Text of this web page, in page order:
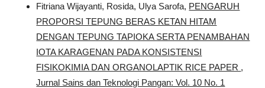
Fitriana Wijayanti, Rosida, Ulya Sarofa, PENGARUH
PROPORSI TEPUNG BERAS KETAN HITAM
DENGAN TEPUNG TAPIOKA SERTA PENAMBAHAN
IOTA KARAGENAN PADA KONSISTENSI
FISIKOKIMIA DAN ORGANOLAPTIK RICE PAPER ,
Jurnal Sains dan Teknologi Pangan: Vol. 10 No. 1